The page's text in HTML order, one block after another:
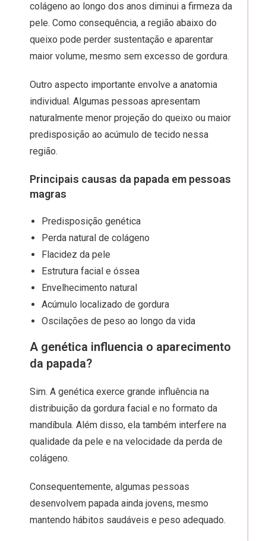
colágeno ao longo dos anos diminui a firmeza da
pele. Como consequência, a região abaixo do
queixo pode perder sustentação e aparentar
maior volume, mesmo sem excesso de gordura.
Outro aspecto importante envolve a anatomia
individual. Algumas pessoas apresentam
naturalmente menor projeção do queixo ou maior
predisposição ao acúmulo de tecido nessa
região.
Principais causas da papada em pessoas
magras
Predisposição genética
Perda natural de colágeno
Flacidez da pele
Estrutura facial e óssea
Envelhecimento natural
Acúmulo localizado de gordura
Oscilações de peso ao longo da vida
A genética influencia o aparecimento
da papada?
Sim. A genética exerce grande influência na
distribuição da gordura facial e no formato da
mandíbula. Além disso, ela também interfere na
qualidade da pele e na velocidade da perda de
colágeno.
Consequentemente, algumas pessoas
desenvolvem papada ainda jovens, mesmo
mantendo hábitos saudáveis e peso adequado.